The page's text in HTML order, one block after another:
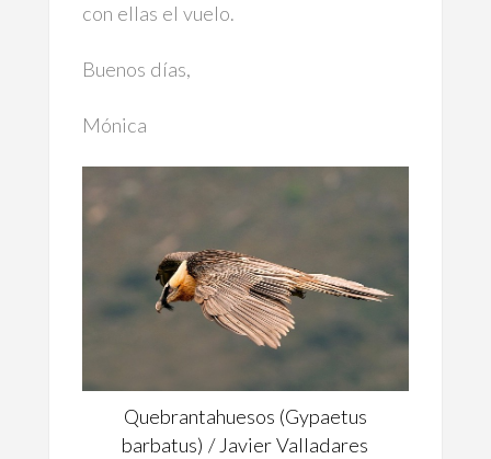
con ellas el vuelo.
Buenos días,
Mónica
Quebrantahuesos (Gypaetus
barbatus) / Javier Valladares